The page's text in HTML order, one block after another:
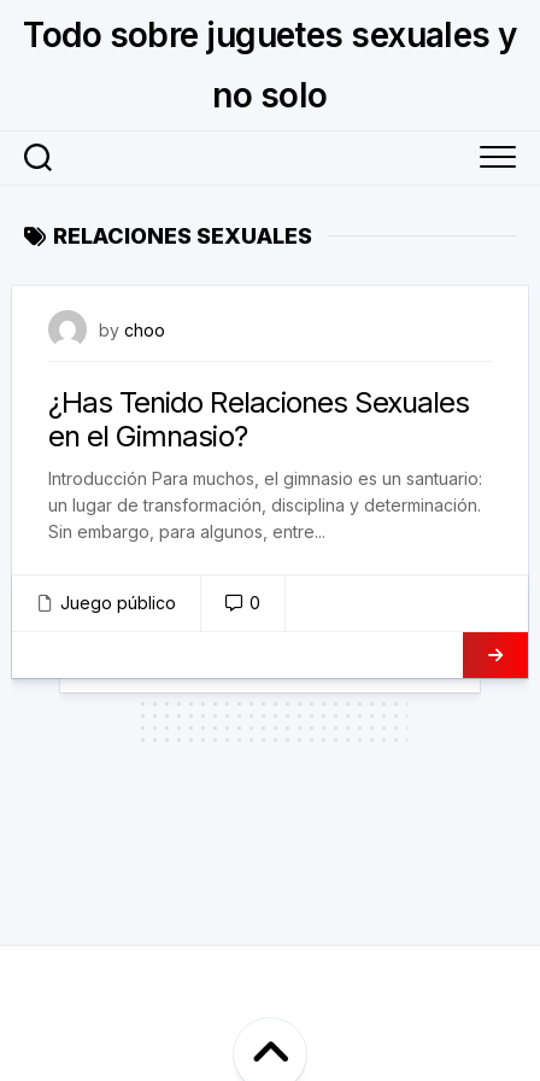
Todo sobre juguetes sexuales y
no solo
RELACIONES SEXUALES
by choo
¿Has Tenido Relaciones Sexuales
en el Gimnasio?
Introducción Para muchos, el gimnasio es un santuario:
un lugar de transformación, disciplina y determinación.
Sin embargo, para algunos, entre...
Juego público 0